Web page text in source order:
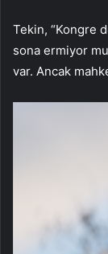
Tekin, “Kongre
sona ermiyor
var. Ancak